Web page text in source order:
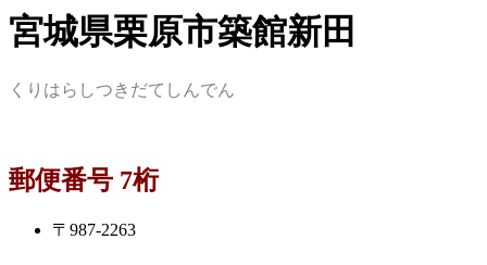
宮城県栗原市築館新田
くりはらしつきだてしんでん
郵便番号 7桁
〒987-2263